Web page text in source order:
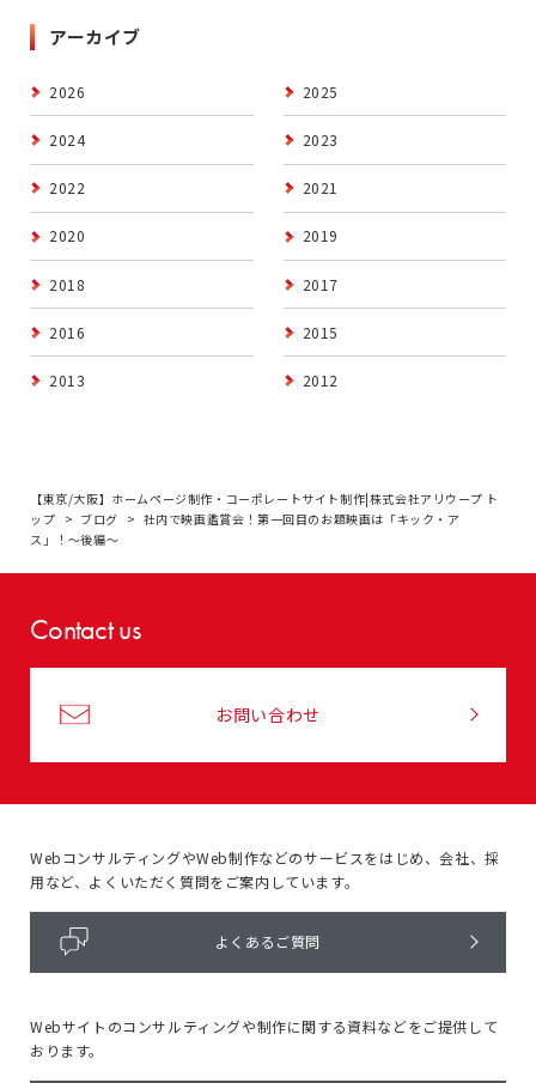
アーカイブ
2026 2025
2024 2023
2022 2021
2020 2019
2018 2017
2016 2015
2013 2012
【東京/大阪】ホームページ制作・コーポレートサイト制作|株式会社アリウープ ト
ップ
ブログ
社内で映画鑑賞会！第一回目のお題映画は「キック・ア
ス」！〜後編〜
Contact us
お問い合わせ
WebコンサルティングやWeb制作などのサービスをはじめ、会社、採
用など、よくいただく質問をご案内しています。
よくあるご質問
Webサイトのコンサルティングや制作に関する資料などをご提供して
おります。